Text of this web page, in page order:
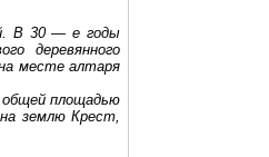
В 30 — е годы
деревянного
месте алтаря
общей площадью
землю Крест,